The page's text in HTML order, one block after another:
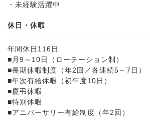
・未経験活躍中
休日・休暇
年間休日116日
■月9～10日（ローテーション制）
■長期休暇制度（年2回／各連続5～7日）
■年次有給休暇（初年度10日）
■慶弔休暇
■特別休暇
■アニバーサリー有給制度（年2回）